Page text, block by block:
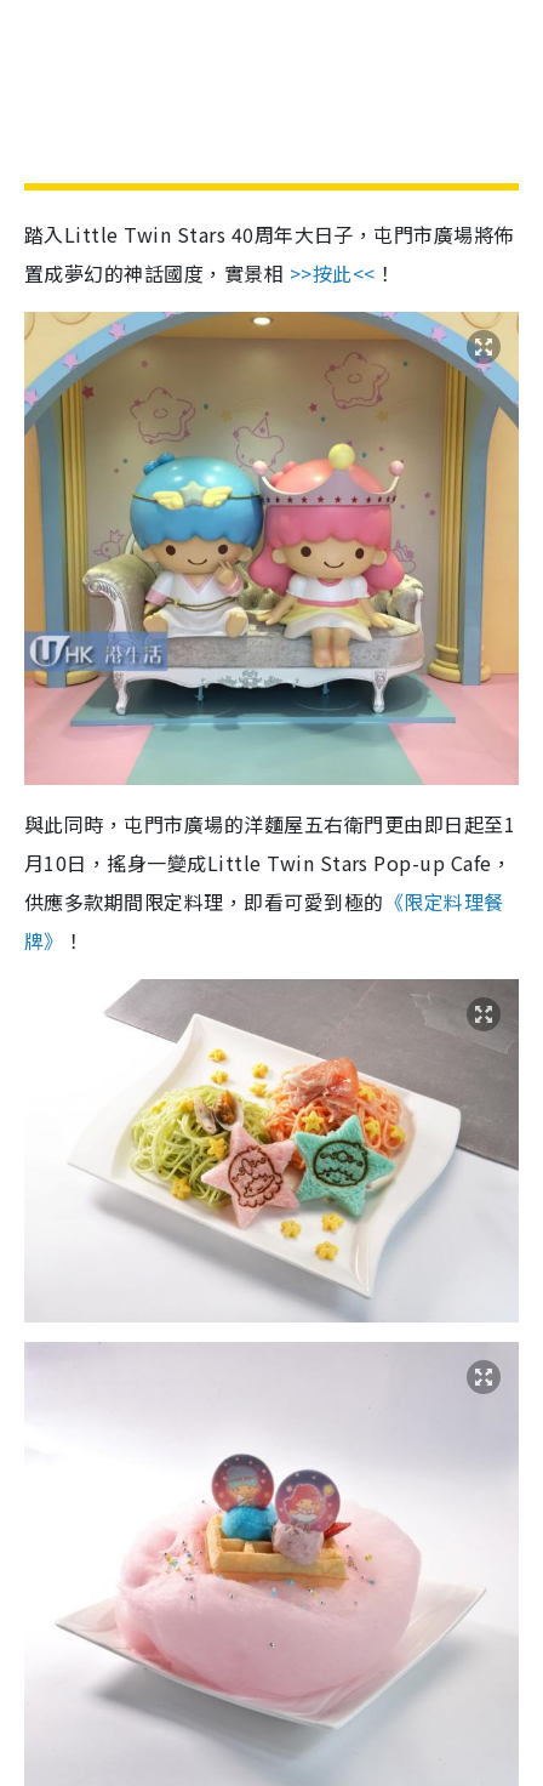
踏入Little Twin Stars 40周年大日子，屯門市廣場將佈
置成夢幻的神話國度，實景相 >>按此<< ！
與此同時，屯門市廣場的洋麵屋五右衛門更由即日起至1
月10日，搖身一變成Little Twin Stars Pop-up Cafe，
供應多款期間限定料理，即看可愛到極的 《限定料理餐
牌》
！